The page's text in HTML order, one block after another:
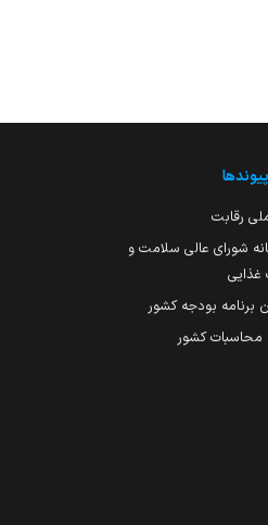
رقابت
شورای عالی سلامت و
غذایی
برنامه بودجه کشور
محاسبات کشور